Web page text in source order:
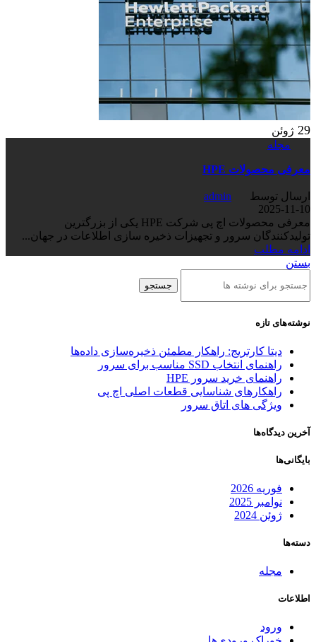
29 ژوئن
مجله
معرفی محصولات HPE
ارسال توسط
admin
2025-11-10
معرفی محصولات اچ پی شرکت HPE یکی از بزرگترین
تولیدکنندگان سرور و تجهیزات ذخیره سازی اطلاعات در جهان...
ادامه مطلب
بستن
جستجو
نوشته‌های تازه
دیتا کارتریج: راهکار مطمئن ذخیره‌سازی داده‌ها
راهنمای انتخاب SSD مناسب برای سرور
راهنمای خرید سرور HPE
راهکارهای شناسایی قطعات اصلی اچ پی
ویژگی های اتاق سرور
آخرین دیدگاه‌ها
بایگانی‌ها
فوریه 2026
نوامبر 2025
ژوئن 2024
دسته‌ها
مجله
اطلاعات
ورود